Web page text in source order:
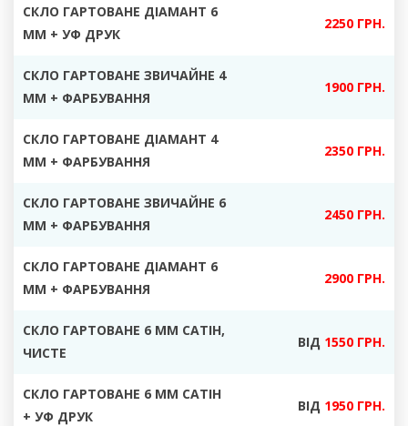
СКЛО ГАРТОВАНЕ ДІАМАНТ 6
ММ + УФ ДРУК
2250 ГРН.
СКЛО ГАРТОВАНЕ ЗВИЧАЙНЕ 4
ММ + ФАРБУВАННЯ
1900 ГРН.
СКЛО ГАРТОВАНЕ ДІАМАНТ 4
ММ + ФАРБУВАННЯ
2350 ГРН.
СКЛО ГАРТОВАНЕ ЗВИЧАЙНЕ 6
ММ + ФАРБУВАННЯ
2450 ГРН.
СКЛО ГАРТОВАНЕ ДІАМАНТ 6
ММ + ФАРБУВАННЯ
2900 ГРН.
СКЛО ГАРТОВАНЕ 6 ММ САТІН,
ЧИСТЕ
ВІД 1550 ГРН.
СКЛО ГАРТОВАНЕ 6 ММ САТІН
+ УФ ДРУК
ВІД 1950 ГРН.